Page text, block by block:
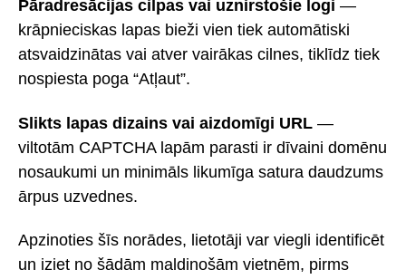
Pāradresācijas cilpas vai uznirstošie logi —
krāpnieciskas lapas bieži vien tiek automātiski
atsvaidzinātas vai atver vairākas cilnes, tiklīdz tiek
nospiesta poga “Atļaut”.
Slikts lapas dizains vai aizdomīgi URL —
viltotām CAPTCHA lapām parasti ir dīvaini domēnu
nosaukumi un minimāls likumīga satura daudzums
ārpus uzvednes.
Apzinoties šīs norādes, lietotāji var viegli identificēt
un iziet no šādām maldinošām vietnēm, pirms